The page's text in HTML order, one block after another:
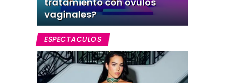
vaginales?
ESPECTACULOS